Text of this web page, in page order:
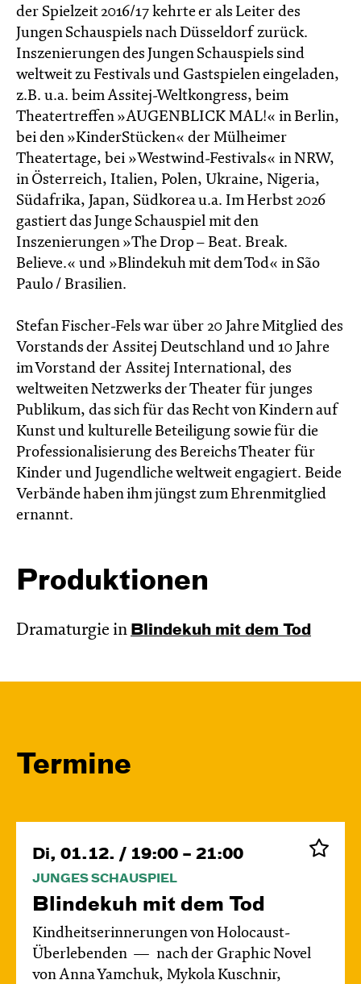
der Spielzeit 2016/17 kehrte er als Leiter des
Jungen Schauspiels nach Düsseldorf zurück.
Inszenierungen des Jungen Schauspiels sind
weltweit zu Festivals und Gastspielen eingeladen,
z.B. u.a. beim Assitej-Weltkongress, beim
Theatertreffen »AUGENBLICK MAL!« in Berlin,
bei den »KinderStücken« der Mülheimer
Theatertage, bei »Westwind-Festivals« in NRW,
in Österreich, Italien, Polen, Ukraine, Nigeria,
Südafrika, Japan, Südkorea u.a. Im Herbst 2026
gastiert das Junge Schauspiel mit den
Inszenierungen »The Drop – Beat. Break.
Believe.« und »Blindekuh mit dem Tod« in São
Paulo / Brasilien.
Stefan Fischer-Fels war über 20 Jahre Mitglied des
Vorstands der Assitej Deutschland und 10 Jahre
im Vorstand der Assitej International, des
weltweiten Netzwerks der Theater für junges
Publikum, das sich für das Recht von Kindern auf
Kunst und kulturelle Beteiligung sowie für die
Professionalisierung des Bereichs Theater für
Kinder und Jugendliche weltweit engagiert. Beide
Verbände haben ihm jüngst zum Ehrenmitglied
ernannt.
Produktionen
Dramaturgie in Blinde­kuh mit dem Tod
Termine
Di, 01.12. / 19:00 – 21:00
JUNGES SCHAUSPIEL
Blinde­kuh mit dem Tod
Kindheitserinnerungen von Holocaust-
Überlebenden
nach der Graphic Novel
von Anna Yamchuk, Mykola Kuschnir,